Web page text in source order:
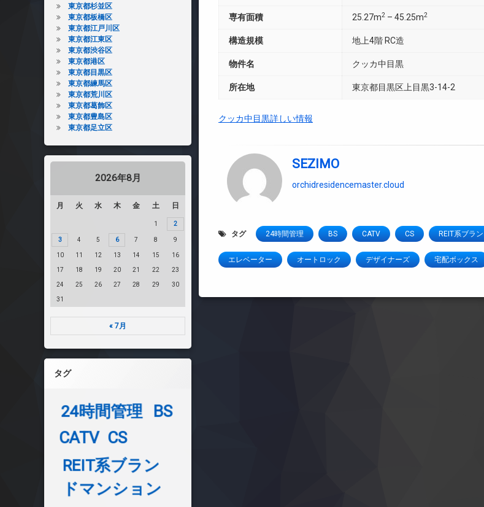
専有面積 25.27m2 – 45.25m2
構造規模 地上4階 RC造
物件名 クッカ中目黒
所在地 東京都目黒区上目黒3-14-2
クッカ中目黒詳しい情報
SEZIMO
orchidresidencemaster.cloud
タグ 24時間管理 BS CATV CS REIT系ブラ
エレベーター オートロック デザイナーズ 宅配ボックス
東京都杉並区
東京都板橋区
東京都江戸川区
東京都江東区
東京都渋谷区
東京都港区
東京都目黒区
東京都練馬区
東京都荒川区
東京都葛飾区
東京都豊島区
東京都足立区
2026年8月
月 火 水 木 金 土 日
1 2
3 4 5 6 7 8 9
10 11 12 13 14 15 16
17 18 19 20 21 22 23
24 25 26 27 28 29 30
31
« 7月
タグ
24時間管理
BS
CATV CS
REIT系ブラン
ドマンション